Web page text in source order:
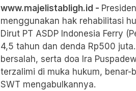
www.majelistabligh.id -
menggunakan hak rehabilitasi
Dirut PT ASDP Indonesia Ferry
4,5 tahun dan denda Rp500
bersalah, serta doa Ira
terzalimi di muka hukum,
SWT mengabulkannya.